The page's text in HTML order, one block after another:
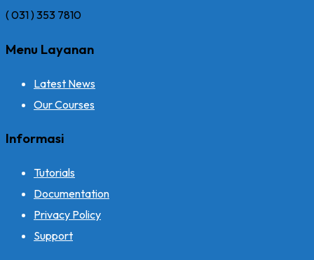
( 031 ) 353 7810
Menu Layanan
Latest News
Our Courses
Informasi
Tutorials
Documentation
Privacy Policy
Support